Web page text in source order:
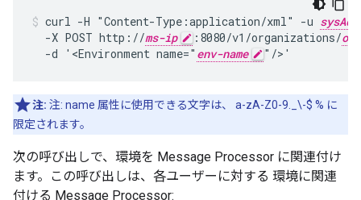
curl -H "Content-Type:application/xml" -u
  -X POST http://
ms-ip :8080/v1/organizations/
  -d '<Environment name="
env-name "/>'
注: 注: name 属性に使用できる文字は、 a-zA-Z0-9._\-$ % に
限定されます。
次の呼び出しで、環境を Message Processor に関連付け
ます。この呼び出しは、各ユーザーに対する 環境に関連
付ける Message Processor: